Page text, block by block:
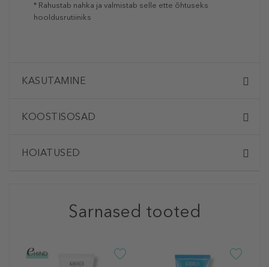
* Rahustab nahka ja valmistab selle ette õhtuseks
hooldusrutiiniks
KASUTAMINE
KOOSTISOSAD
HOIATUSED
Sarnased tooted